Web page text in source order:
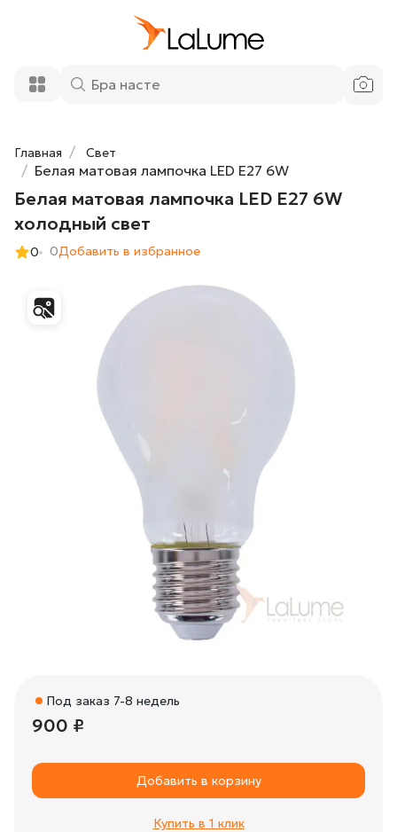
Главная Свет
Белая матовая лампочка LED E27 6W
Белая матовая лампочка LED E27 6W
холодный свет
0 0Добавить в избранное
Под заказ 7-8 недель
900 ₽
Добавить в корзину
Купить в 1 клик
холодный свет